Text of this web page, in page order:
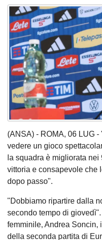
(ANSA) - ROMA, 06 LUG
vedere un gioco
la squadra è migliorata
vittoria e consapevole che
dopo passo".
"Dobbiamo ripartire dalla
secondo tempo di
femminile, Andrea Soncin,
della seconda partita di